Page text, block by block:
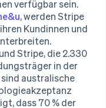
verfügbar sein.
, werden Stripe
Kundinnen und
Stripe, die 2.330
in der
australische
dass 70 % der